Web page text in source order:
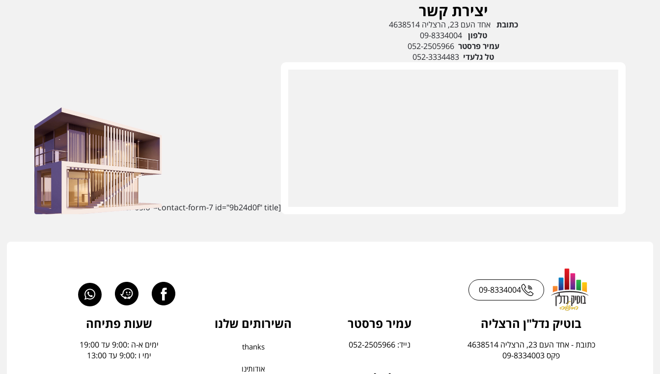
יצירת קשר
כתובת אחד העם 23, הרצליה 4638514
טלפון09-8334004
עמיר פרסטר052-2505966
טל גלעדי 052-3334483
[contact-form-7 id="9b24d0f" title="טופס Footer"]
09-8334004
בוטיק נדל"ן הרצליה
כתובת - אחד העם 23, הרצליה 4638514
פקס 09-8334003
עמיר פרסטר
נייד: 052-2505966
השירותים שלנו
thanks
אודותינו
שעות פתיחה
ימים א-ה :9:00 עד 19:00
ימי ו :9:00 עד 13:00